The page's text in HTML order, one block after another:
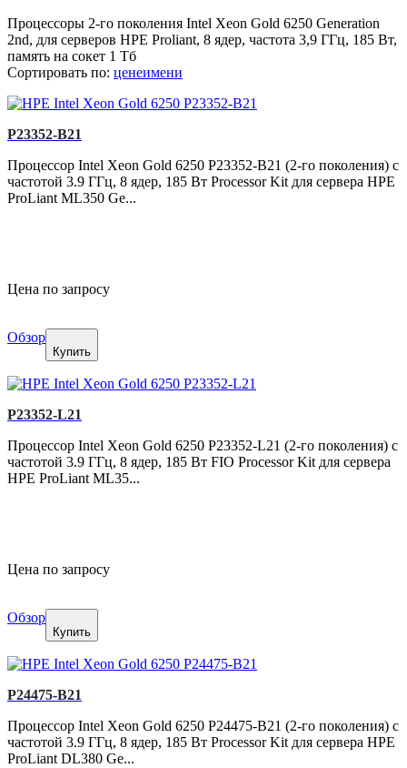
Процессоры 2-го поколения Intel Xeon Gold 6250 Generation
2nd, для серверов HPE Proliant, 8 ядер, частота 3,9 ГГц, 185 Вт,
память на сокет 1 Тб
Сортировать по: ценеимени
P23352-B21
Процессор Intel Xeon Gold 6250 P23352-B21 (2-го поколения) с
частотой 3.9 ГГц, 8 ядер, 185 Вт Processor Kit для сервера HPE
ProLiant ML350 Ge...
Цена по запросу
Обзор
Купить
P23352-L21
Процессор Intel Xeon Gold 6250 P23352-L21 (2-го поколения) с
частотой 3.9 ГГц, 8 ядер, 185 Вт FIO Processor Kit для сервера
HPE ProLiant ML35...
Цена по запросу
Обзор
Купить
P24475-B21
Процессор Intel Xeon Gold 6250 P24475-B21 (2-го поколения) с
частотой 3.9 ГГц, 8 ядер, 185 Вт Processor Kit для сервера HPE
ProLiant DL380 Ge...